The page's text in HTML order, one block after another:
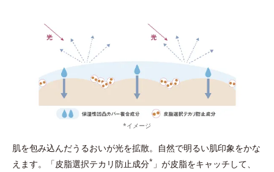
*イメージ
肌を包み込んだうるおいが光を拡散。自然で明るい肌印象をかな
えます。「皮脂選択テカリ防止成分* 」が皮脂をキャッチして、